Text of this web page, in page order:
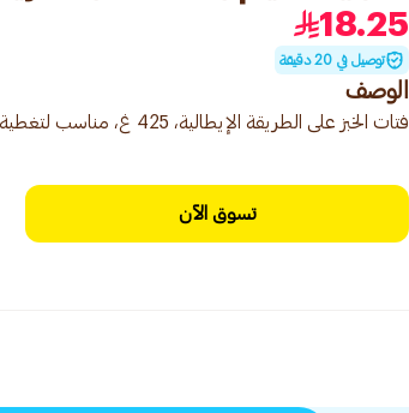
18.25
توصيل في 20 دقيقة
الوصف
فتات الخبز على الطريقة الإيطالية، 425 غ، مناسب لتغطية الأطعمة المقلية أو لتحضير وصفات مختلفة.
تسوق الآن